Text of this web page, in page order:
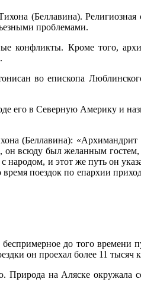
(Беллавина). Религиозная
проблемами.
конфликты. Кроме того,
во епископа
его в Северную Америку и
(Беллавина):
всюду был желанным гостем,
народом, и этот же путь он
поездок по епархии
до того времени
он проехал более 11 тысяч
на Аляске окружала